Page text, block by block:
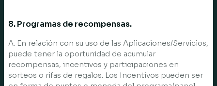
8. Programas de recompensas.
A. En relación con su uso de las Aplicaciones/Servicios,
puede tener la oportunidad de acumular
recompensas, incentivos y participaciones en
sorteos o rifas de regalos. Los Incentivos pueden ser